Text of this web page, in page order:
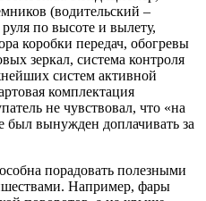
(водительский –
по высоте и вылету,
коробки передач, обогревы
зеркал, система контроля
систем активной
комплектация
не чувствовал, что «на
был вынужден доплачивать за
порадовать полезными
Например, фары